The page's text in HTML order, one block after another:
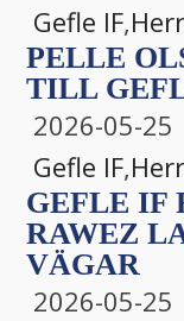
Gefle IF,
PELLE
TILL
2026-05-25
Gefle IF,
GEFLE IF
RAWEZ
VÄGAR
2026-05-25